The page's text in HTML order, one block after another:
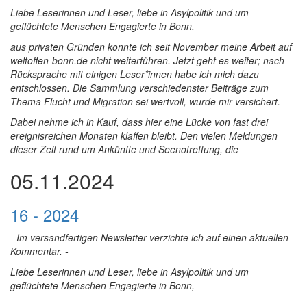
Liebe Leserinnen und Leser, liebe in Asylpolitik und um
geflüchtete Menschen Engagierte in Bonn,
aus privaten Gründen konnte ich seit November meine Arbeit auf
weltoffen-bonn.de nicht weiterführen. Jetzt geht es weiter; nach
Rücksprache mit einigen Leser*innen habe ich mich dazu
entschlossen. Die Sammlung verschiedenster Beiträge zum
Thema Flucht und Migration sei wertvoll, wurde mir versichert.
Dabei nehme ich in Kauf, dass hier eine Lücke von fast drei
ereignisreichen Monaten klaffen bleibt. Den vielen Meldungen
dieser Zeit rund um Ankünfte und Seenotrettung, die
05.11.2024
16 - 2024
- Im versandfertigen Newsletter verzichte ich auf einen aktuellen
Kommentar. -
Liebe Leserinnen und Leser, liebe in Asylpolitik und um
geflüchtete Menschen Engagierte in Bonn,